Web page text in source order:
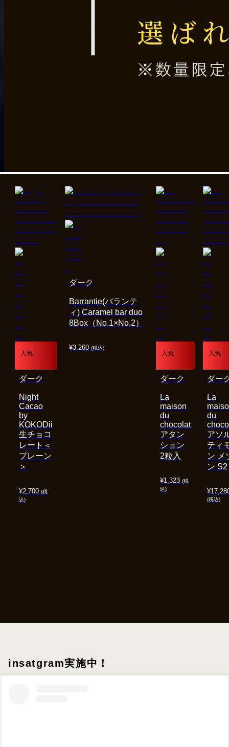
人気
¥2,700 (税
込)
Night
Cacao
by
KOKODii
生チョコ
レート＜
プレーン
＞
ダーク
¥3,260 (税込)
Barrantie(バランテ
ィ) Caramel bar duo
8Box（No.1×No.2）
ダーク
人気
¥1,323 (税
込)
La
maison
du
chocolat
アタン
ション
2粒入
ダーク
人気
¥
(税込)
La
du
アソ
ティ
ン メ
ン S2
ダー
insatgram実施中！